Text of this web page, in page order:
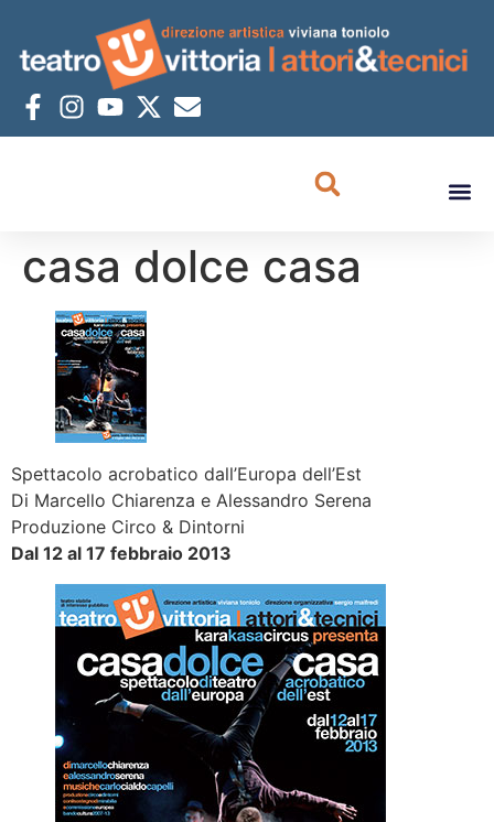
casa dolce casa
Spettacolo acrobatico dall’Europa dell’Est
Di Marcello Chiarenza e Alessandro Serena
Produzione Circo & Dintorni
Dal 12 al 17 febbraio 2013